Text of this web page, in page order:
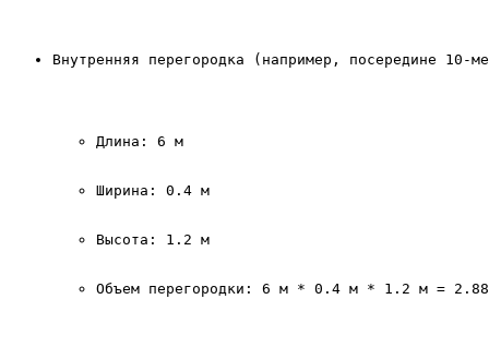
Внутренняя перегородка (например, посередине 10-
Длина: 6 м
Ширина: 0.4 м
Высота: 1.2 м
Объем перегородки: 6 м * 0.4 м * 1.2 м =